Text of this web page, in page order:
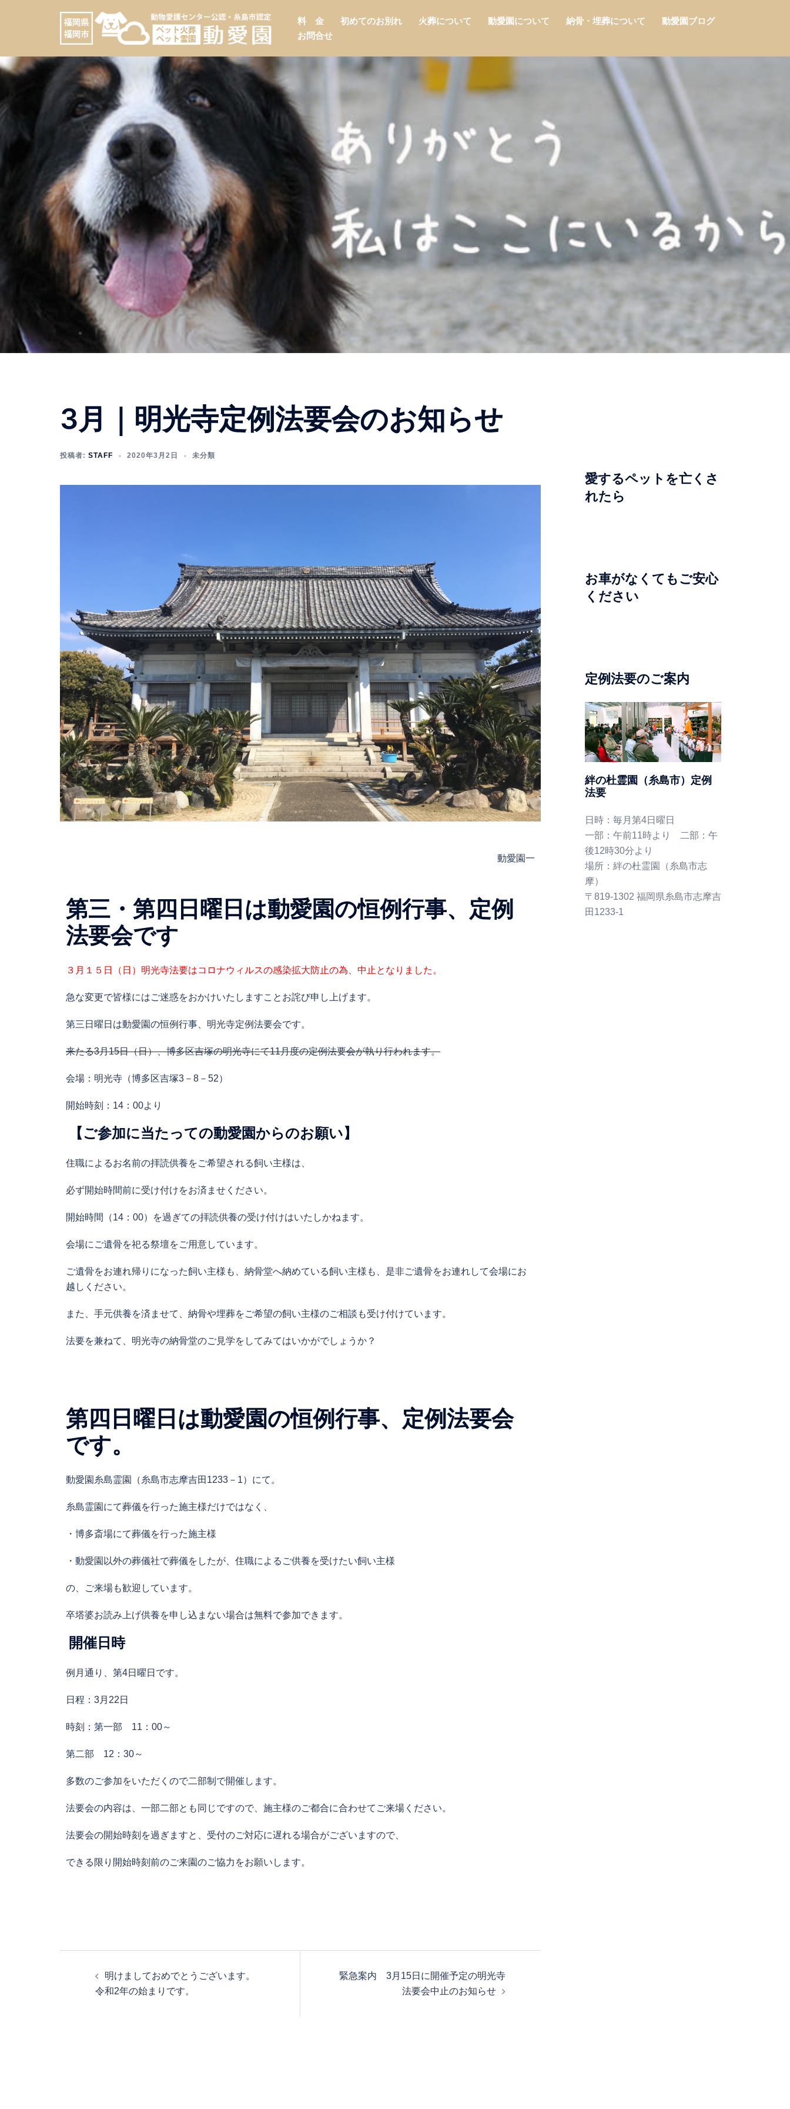
プ
料 金 初めてのお別れ 火葬について 動愛園について 納骨・埋葬について
動愛園ブログ
お問合せ
3月｜明光寺定例法要会のお知らせ
投稿者: STAFF 2020年3月2日 未分類
動愛園一
第三・第四日曜日は動愛園の恒例行事、定例
法要会です
３月１５日（日）明光寺法要はコロナウィルスの感染拡大防止の為、中止となりました。
急な変更で皆様にはご迷惑をおかけいたしますことお詫び申し上げます。
第三日曜日は動愛園の恒例行事、明光寺定例法要会です。
来たる3月15日（日）、博多区吉塚の明光寺にて11月度の定例法要会が執り行われます。
会場：明光寺（博多区吉塚3－8－52）
開始時刻：14：00より
【ご参加に当たっての動愛園からのお願い】
住職によるお名前の拝読供養をご希望される飼い主様は、
必ず開始時間前に受け付けをお済ませください。
開始時間（14：00）を過ぎての拝読供養の受け付けはいたしかねます。
会場にご遺骨を祀る祭壇をご用意しています。
ご遺骨をお連れ帰りになった飼い主様も、納骨堂へ納めている飼い主様も、是非ご遺骨をお連れして会場にお
越しください。
また、手元供養を済ませて、納骨や埋葬をご希望の飼い主様のご相談も受け付けています。
法要を兼ねて、明光寺の納骨堂のご見学をしてみてはいかがでしょうか？
第四日曜日は動愛園の恒例行事、定例法要会
です。
動愛園糸島霊園（糸島市志摩吉田1233－1）にて。
糸島霊園にて葬儀を行った施主様だけではなく、
・博多斎場にて葬儀を行った施主様
・動愛園以外の葬儀社で葬儀をしたが、住職によるご供養を受けたい飼い主様
の、ご来場も歓迎しています。
卒塔婆お読み上げ供養を申し込まない場合は無料で参加できます。
開催日時
例月通り、第4日曜日です。
日程：3月22日
時刻：第一部 11：00～
第二部 12：30～
多数のご参加をいただくので二部制で開催します。
法要会の内容は、一部二部とも同じですので、施主様のご都合に合わせてご来場ください。
法要会の開始時刻を過ぎますと、受付のご対応に遅れる場合がございますので、
できる限り開始時刻前のご来園のご協力をお願いします。
明けましておめでとうございます。
令和2年の始まりです。
緊急案内 3月15日に開催予定の明光寺
法要会中止のお知らせ
愛するペットを亡くさ
れたら
お車がなくてもご安心
ください
定例法要のご案内
絆の杜霊園（糸島市）定例
法要
日時：毎月第4日曜日
一部：午前11時より 二部：午
後12時30分より
場所：絆の杜霊園（糸島市志
摩）
〒819-1302 福岡県糸島市志摩吉
田1233-1